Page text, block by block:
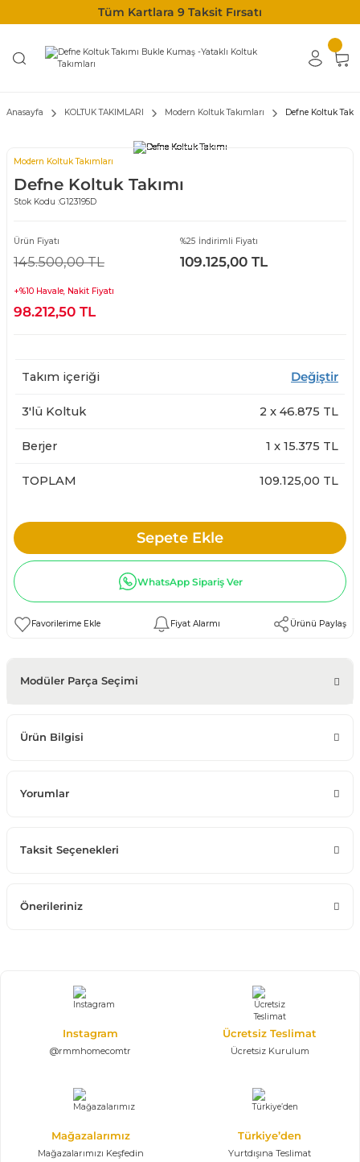
Tüm Kartlara 9 Taksit Fırsatı
Anasayfa KOLTUK TAKIMLARI Modern Koltuk Takımları Defne Koltuk
Modern Koltuk Takımları
Defne Koltuk Takımı
Stok Kodu :G123195D
Ürün Fiyatı
145.500,00 TL
%25 İndirimli Fiyatı
109.125,00 TL
+%10 Havale, Nakit Fiyatı
98.212,50 TL
Takım içeriği Değiştir
3'lü Koltuk 2 x 46.875 TL
Berjer 1 x 15.375 TL
TOPLAM 109.125,00 TL
Sepete Ekle
WhatsApp Sipariş Ver
Fiyat Alarmı Ürünü Paylaş
Modüler Parça Seçimi
Ürün Bilgisi
Yorumlar
Taksit Seçenekleri
Önerileriniz
Instagram
@rmmhomecomtr
Ücretsiz Teslimat
Ücretsiz Kurulum
Mağazalarımız
Mağazalarımızı Keşfedin
Türkiye’den
Yurtdışına Teslimat